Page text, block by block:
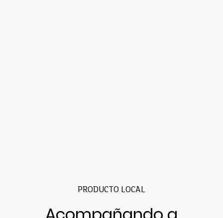
PRODUCTO LOCAL